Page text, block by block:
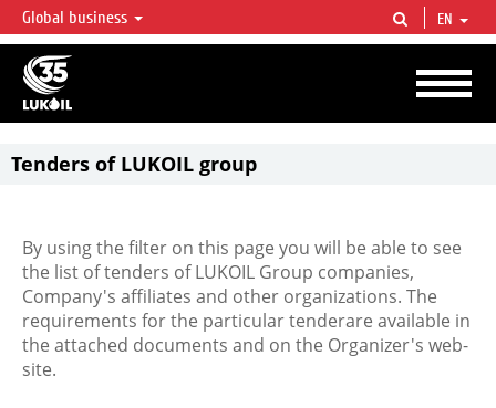
LUKOIL OVERVIEW
LUKOIL is one of the largest oil & gas vertical integrated companies in the world
accounting for over 2% of crude production and circa 1% of proved hydrocarbon
reserves globally.
Global business EN
Tenders of LUKOIL group
By using the filter on this page you will be able to see
the list of tenders of LUKOIL Group companies,
Company's affiliates and other organizations. The
requirements for the particular tenderare available in
the attached documents and on the Organizer's web-
site.